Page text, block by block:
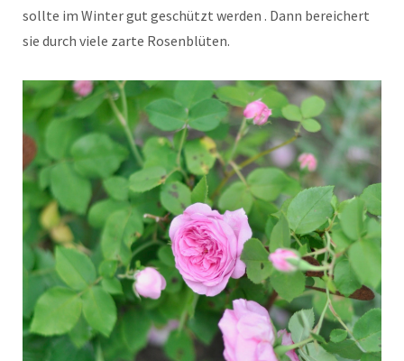
sollte im Winter gut geschützt werden . Dann bereichert
sie durch viele zarte Rosenblüten.